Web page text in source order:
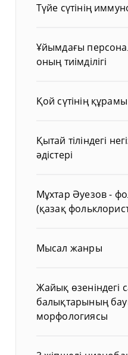
Түйе сүтінің
Ұйымдағы
оның тиімділігі
Қой сүтінің
Қытай тіліндегі
әдістері
Мұхтар Әуезов -
(қазақ
Мысал жанры
Жайық өзеніндегі
балықтарының
морфологиясы